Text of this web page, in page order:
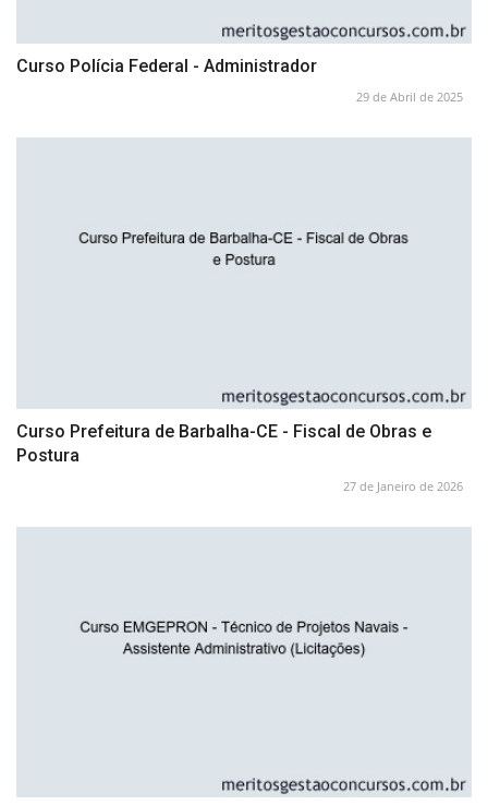
Curso Polícia Federal - Administrador
29 de Abril de 2025
Curso Prefeitura de Barbalha-CE - Fiscal de Obras e
Postura
27 de Janeiro de 2026